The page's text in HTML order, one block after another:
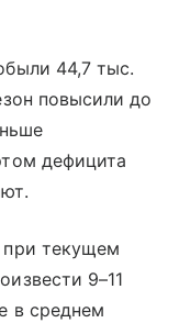
44,7 тыс.
повысили до
дефицита
при текущем
9–11
в среднем